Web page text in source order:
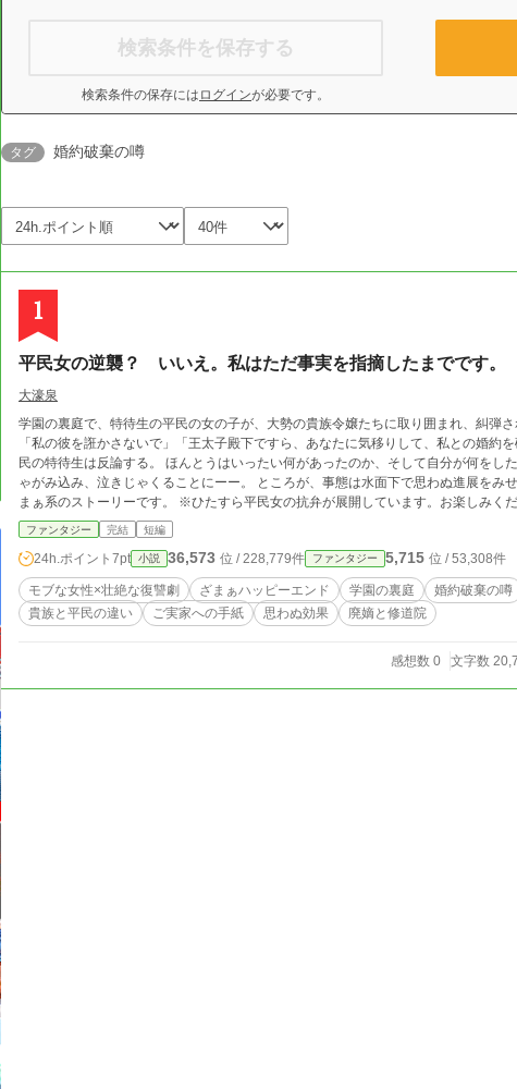
検索条件を保存する
検索条件の保存には ログインが必要です。
タグ 婚約破棄の噂
1
平民女の逆襲？ いいえ。私はただ事実を指摘したまでです。
大濠泉
学園の裏庭で、特待生の平民の女の子が、大勢の貴族令嬢たちに取り囲まれ、糾弾
「私の彼を誑かさないで」「王太子殿下ですら、あなたに気移りして、私との婚約
民の特待生は反論する。 ほんとうはいったい何があったのか、そして自分が何をし
ゃがみ込み、泣きじゃくることにーー。 ところが、事態は水面下で思わぬ進展をみせ
まぁ系のストーリーです。 ※ひたすら平民女の抗弁が展開しています。お楽しみく
ファンタジー 完結 短編
24h.ポイント 7pt 小説 36,573 位 / 228,779件 ファンタジー 5,715 位 / 53,308件
モブな女性×壮絶な復讐劇 ざまぁハッピーエンド 学園の裏庭
婚約破棄の噂
貴族と平民の違い
ご実家への手紙 思わぬ効果 廃嫡と修道院
感想数 0 文字数